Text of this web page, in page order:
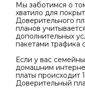
Мы заботимся о
хватило для
Доверительного
планов
дополнительных
пакетами трафика
Если у вас
домашним
платы происходит
Доверительный